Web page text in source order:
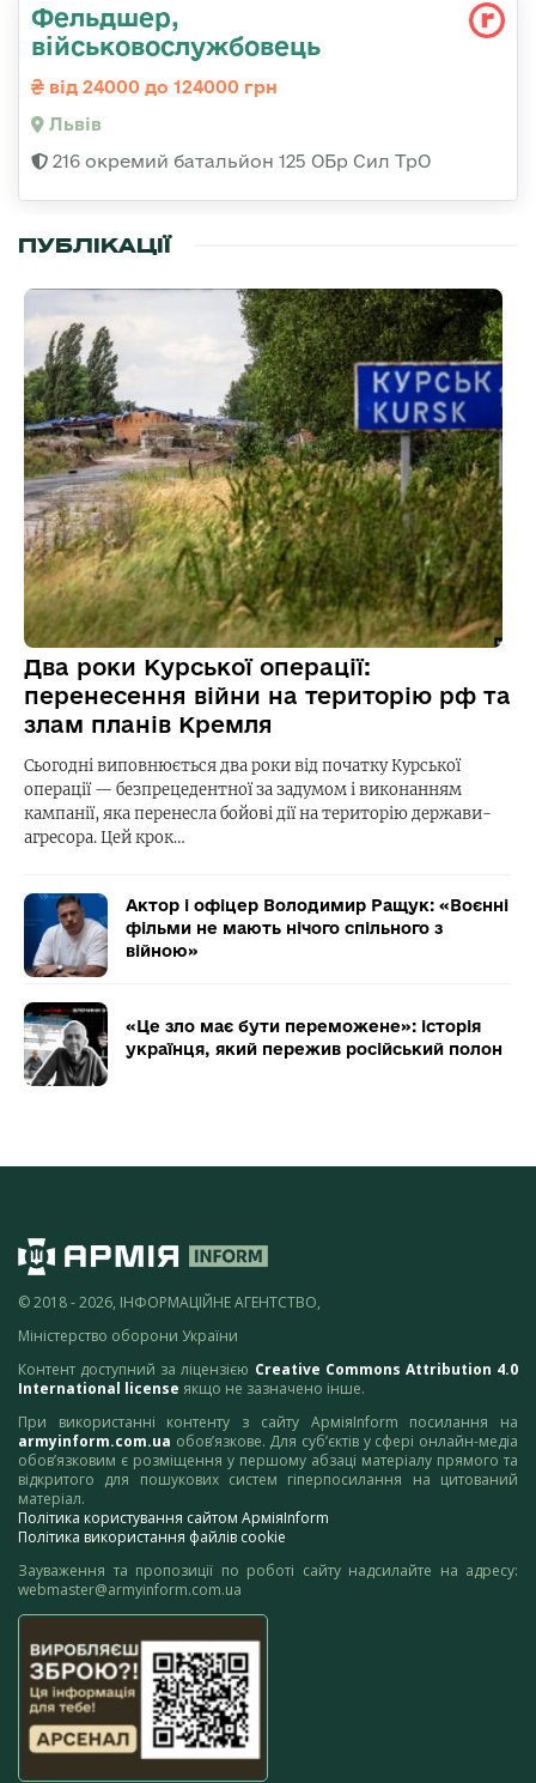
Фельдшер,
військовослужбовець
від 24000 до 124000 грн
Львів
216 окремий батальйон 125 ОБр Сил ТрО
ПУБЛІКАЦІЇ
Два роки Курської операції:
перенесення війни на територію рф та
злам планів Кремля
Сьогодні виповнюється два роки від початку Курської
операції — безпрецедентної за задумом і виконанням
кампанії, яка перенесла бойові дії на територію держави-
агресора. Цей крок…
Актор і офіцер Володимир Ращук: «Воєнні
фільми не мають нічого спільного з
війною»
«Це зло має бути переможене»: історія
українця, який пережив російський полон
© 2018 - 2026, ІНФОРМАЦІЙНЕ АГЕНТСТВО,
Міністерство оборони України
Контент доступний за ліцензією Creative Commons Attribution 4.0
International license якщо не зазначено інше.
При використанні контенту з сайту АрміяInform посилання на
armyinform.com.ua обов’язкове. Для суб’єктів у сфері онлайн-медіа
обов’язковим є розміщення у першому абзаці матеріалу прямого та
відкритого для пошукових систем гіперпосилання на цитований
матеріал.
Політика користування сайтом АрміяInform
Політика використання файлів cookie
Зауваження та пропозиції по роботі сайту надсилайте на адресу:
webmaster@armyinform.com.ua